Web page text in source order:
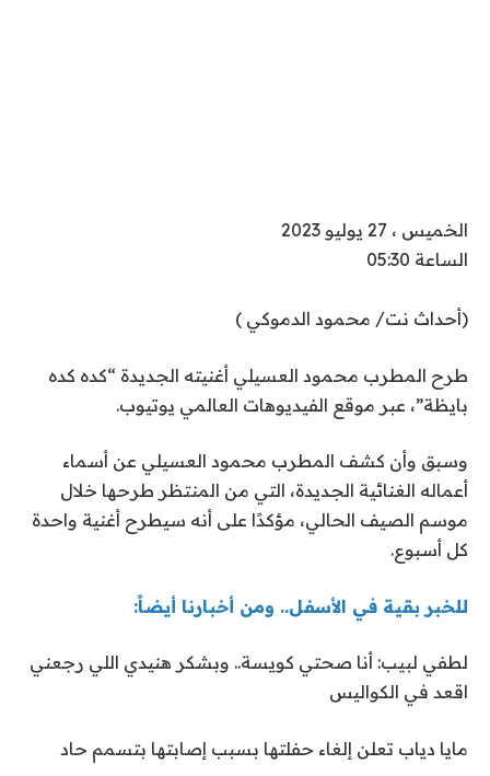
الخميس ، 27 يوليو 2023
الساعة 05:30
(أحداث نت/ محمود الدموكي )
طرح المطرب محمود العسيلي أغنيته الجديدة “كده كده
بايظة”، عبر موقع الفيديوهات العالمي يوتيوب.
وسبق وأن كشف المطرب محمود العسيلي عن أسماء
أعماله الغنائية الجديدة، التي من المنتظر طرحها خلال
موسم الصيف الحالي، مؤكدًا على أنه سيطرح أغنية واحدة
كل أسبوع.
للخبر بقية في الأسفل.. ومن أخبارنا أيضاً:
لطفي لبيب: أنا صحتي كويسة.. وبشكر هنيدي اللي رجعني
اقعد في الكواليس
مايا دياب تعلن إلغاء حفلتها بسبب إصابتها بتسمم حاد